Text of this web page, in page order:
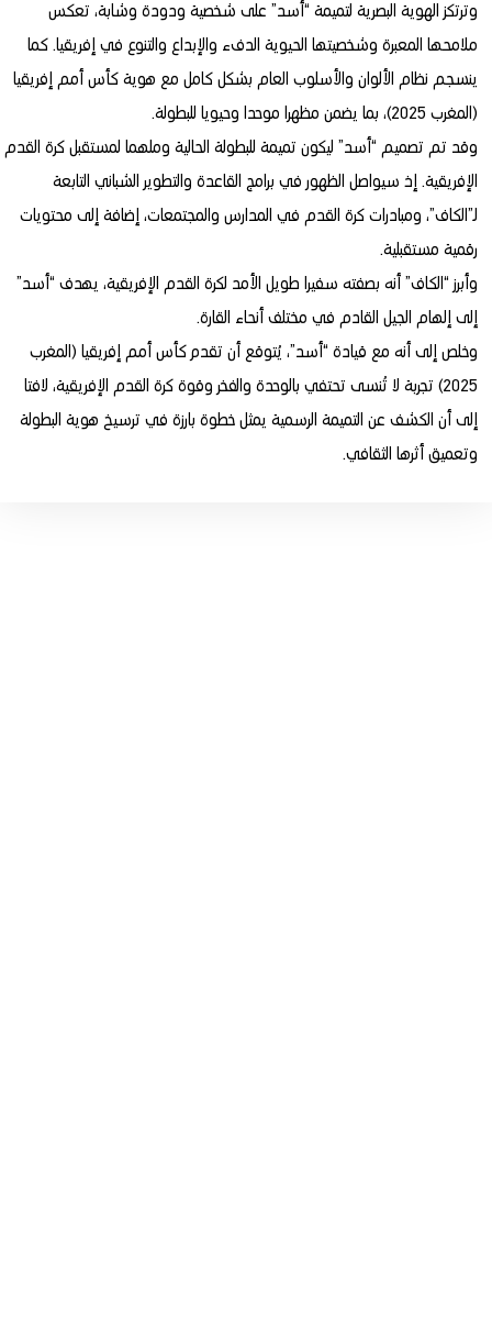
وترتكز الهوية البصرية لتميمة “أسد” على شخصية ودودة وشابة، تعكس
ملامحها المعبرة وشخصيتها الحيوية الدفء والإبداع والتنوع في إفريقيا. كما
ينسجم نظام الألوان والأسلوب العام بشكل كامل مع هوية كأس أمم إفريقيا
(المغرب 2025)، بما يضمن مظهرا موحدا وحيويا للبطولة.
وقد تم تصميم “أسد” ليكون تميمة للبطولة الحالية وملهما لمستقبل كرة القدم
الإفريقية. إذ سيواصل الظهور في برامج القاعدة والتطوير الشباني التابعة
لـ”الكاف”، ومبادرات كرة القدم في المدارس والمجتمعات، إضافة إلى محتويات
رقمية مستقبلية.
وأبرز “الكاف” أنه بصفته سفيرا طويل الأمد لكرة القدم الإفريقية، يهدف “أسد”
إلى إلهام الجيل القادم في مختلف أنحاء القارة.
وخلص إلى أنه مع قيادة “أسد”، يُتوقع أن تقدم كأس أمم إفريقيا (المغرب
2025) تجربة لا تُنسى تحتفي بالوحدة والفخر وقوة كرة القدم الإفريقية، لافتا
إلى أن الكشف عن التميمة الرسمية يمثل خطوة بارزة في ترسيخ هوية البطولة
وتعميق أثرها الثقافي.